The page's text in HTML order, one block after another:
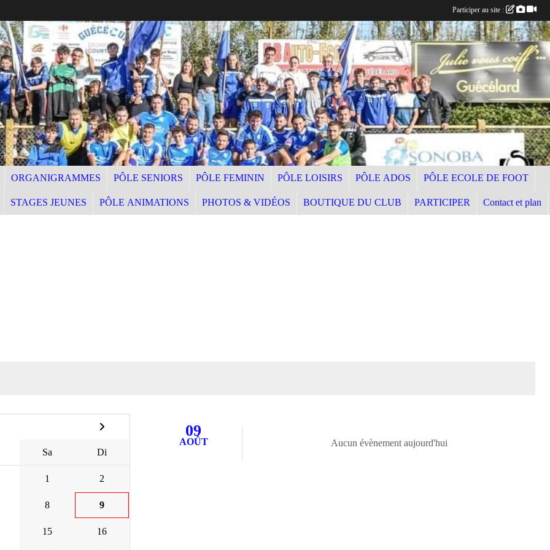
ORGANIGRAMMES PÔLE SENIORS PÔLE FEMININ PÔLE LOISIRS PÔLE ADOS PÔLE ECOLE DE FOOT
STAGES JEUNES PÔLE ANIMATIONS PHOTOS & VIDÉOS BOUTIQUE DU CLUB PARTICIPER Contact et plan
Sa Di
1 2
8 9
15 16
09
AOÛT Aucun évènement aujourd'hui
Participer au site :